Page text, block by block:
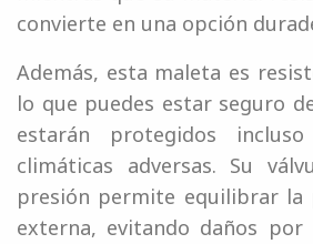
convierte en una opción
Además, esta maleta es
lo que puedes estar seguro
estarán protegidos
climáticas adversas. Su
presión permite equilibrar la
externa, evitando daños por